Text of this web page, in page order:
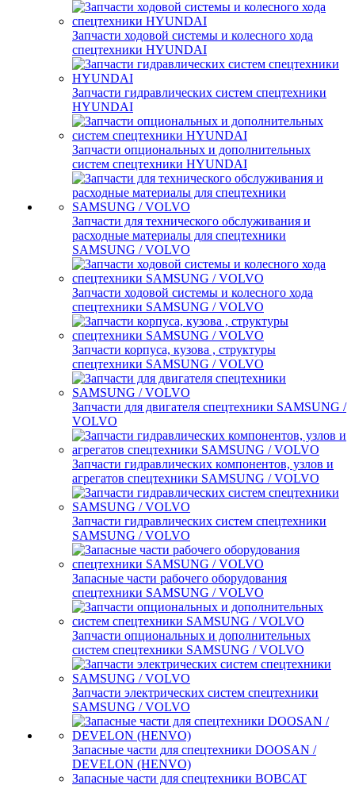
Запчасти ходовой системы и колесного хода
спецтехники HYUNDAI
Запчасти гидравлических систем спецтехники
HYUNDAI
Запчасти опциональных и дополнительных
систем спецтехники HYUNDAI
Запчасти для технического обслуживания и
расходные материалы для спецтехники
SAMSUNG / VOLVO
Запчасти ходовой системы и колесного хода
спецтехники SAMSUNG / VOLVO
Запчасти корпуса, кузова , структуры
спецтехники SAMSUNG / VOLVO
Запчасти для двигателя спецтехники SAMSUNG /
VOLVO
Запчасти гидравлических компонентов, узлов и
агрегатов спецтехники SAMSUNG / VOLVO
Запчасти гидравлических систем спецтехники
SAMSUNG / VOLVO
Запасные части рабочего оборудования
спецтехники SAMSUNG / VOLVO
Запчасти опциональных и дополнительных
систем спецтехники SAMSUNG / VOLVO
Запчасти электрических систем спецтехники
SAMSUNG / VOLVO
Запасные части для спецтехники DOOSAN /
DEVELON (HENVO)
Запасные части для спецтехники BOBCAT